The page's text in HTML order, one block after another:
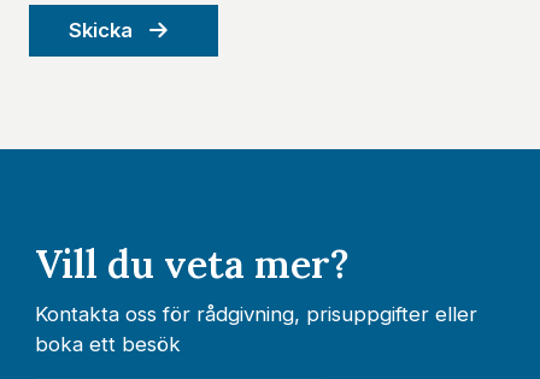
Skicka
Vill du veta mer?
Kontakta oss för rådgivning, prisuppgifter eller
boka ett besök